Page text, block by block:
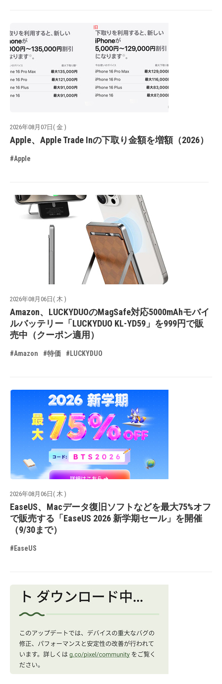
2026年08月07日( 金 )
Apple、Apple Trade Inの下取り金額を増額（2026）
#Apple
2026年08月06日( 木 )
Amazon、LUCKYDUOのMagSafe対応5000mAhモバイ
ルバッテリー「LUCKYDUO KL-YD59」を999円で販
売中（クーポン適用）
#Amazon #特価 #LUCKYDUO
2026年08月06日( 木 )
EaseUS、Macデータ復旧ソフトなどを最大75%オフ
で販売する「EaseUS 2026 新学期セール」を開催
（9/30まで）
#EaseUS